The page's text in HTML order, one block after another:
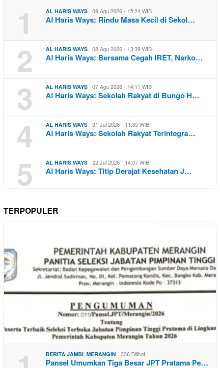
1 AL HARIS WAYS 09 Agu 2026 - 15:24 WIB
Al Haris Ways: Rindu Masa Kecil di Sekol…
2 AL HARIS WAYS 08 Agu 2026 - 13:39 WIB
Al Haris Ways: Bersama Cegah IRET, Narko…
3 AL HARIS WAYS 07 Agu 2026 - 14:11 WIB
Al Haris Ways: Sekolah Rakyat di Bungo H…
4 AL HARIS WAYS 31 Jul 2026 - 11:35 WIB
Al Haris Ways: Sekolah Rakyat Terintegra…
5 AL HARIS WAYS 22 Jul 2026 - 14:07 WIB
Al Haris Ways: Titip Derajat Kesehatan J…
TERPOPULER
BERITA JAMBI, MERANGIN 336 Dilihat
Pansel Umumkan Tiga Besar JPT Pratama Pe…